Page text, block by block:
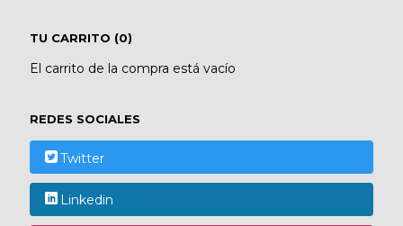
TU CARRITO (0)
El carrito de la compra está vacío
REDES SOCIALES
Twitter
Linkedin